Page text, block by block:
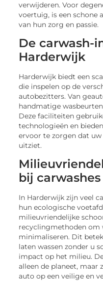
verwijderen. Voor
voertuig, is een schone
van hun zorg en passie.
De carwash-
Harderwijk
Harderwijk biedt een
die inspelen op de
autobezitters. Van
handmatige
Deze faciliteiten
technologieën en
ervoor te zorgen dat
uitziet.
bij carwashes
In Harderwijk zijn veel
hun ecologische
milieuvriendelijke
recyclingmethoden om
minimaliseren. Dit
laten wassen zonder u
impact op het milieu.
alleen de planeet, maar
auto op een veilige en